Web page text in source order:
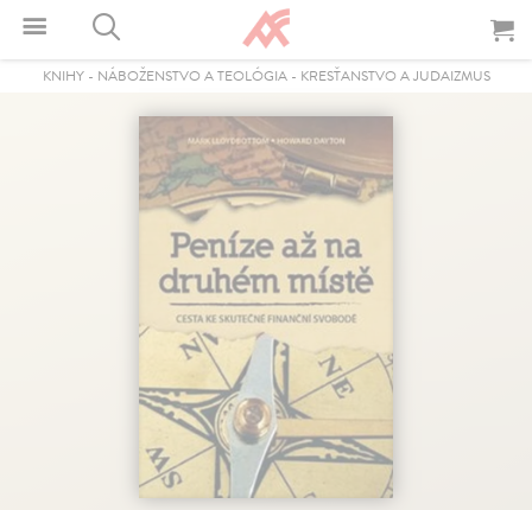
KNIHY- NÁBOŽENSTVO A TEOLÓGIA- KRESŤANSTVO A JUDAIZMUS